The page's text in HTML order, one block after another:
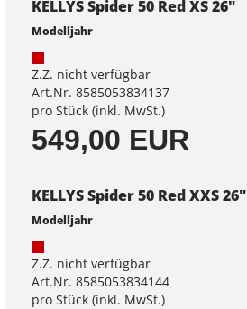
KELLYS Spider 50 Red XS 26"
Modelljahr
Z.Z. nicht verfügbar
Art.Nr. 8585053834137
pro Stück (inkl. MwSt.)
549,00 EUR
KELLYS Spider 50 Red XXS 26"
Modelljahr
Z.Z. nicht verfügbar
Art.Nr. 8585053834144
pro Stück (inkl. MwSt.)